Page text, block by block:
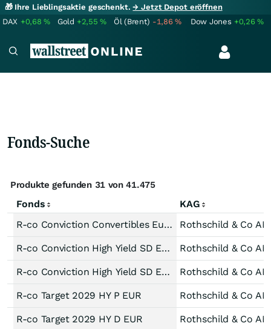
🎁 Ihre Lieblingsaktie geschenkt.→ Jetzt Depot eröffnen
DAX +0,68% Gold +2,55% Öl (Brent) -1,86% Dow Jones +0,26%
Fonds-Suche
Produkte gefunden 31 von 41.475
Fonds
KAG
R-co Conviction Convertibles Europe C EUR
Rothschild & Co AM
R-co Conviction High Yield SD Euro IC EUR Rothschild & Co AM
R-co Conviction High Yield SD Euro P EUR Rothschild & Co AM
R-co Target 2029 HY P EUR Rothschild & Co AM
R-co Target 2029 HY D EUR Rothschild & Co AM